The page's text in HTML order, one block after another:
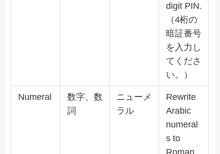
digit PIN.
（4桁の
暗証番号
を入力し
てくださ
い。）
Numeral
数字、数
詞
ニューメ
ラル
Rewrite
Arabic
numeral
s to
Roman